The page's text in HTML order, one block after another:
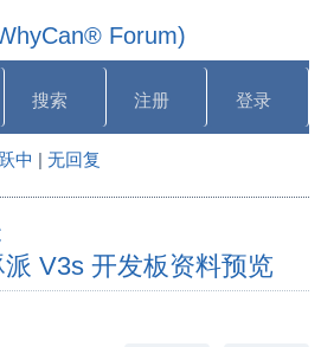
Forum)
搜索 注册 登录
中 | 无回复
派 V3s 开发板资料预览